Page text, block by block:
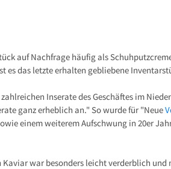
auf Nachfrage häufig als
es das letzte erhalten gebliebene
Inserate des Geschäftes im
ganz erheblich an." So wurde für "Neue
einem weiterem Aufschwung in 20er
Kaviar war besonders leicht verderblich